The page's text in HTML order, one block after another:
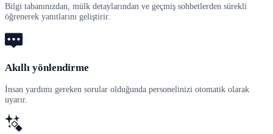
Bilgi tabanınızdan, mülk detaylarından ve geçmiş sohbetlerden sürekli
öğrenerek yanıtlarını geliştirir.
Akıllı yönlendirme
İnsan yardımı gereken sorular olduğunda personelinizi otomatik olarak
uyarır.